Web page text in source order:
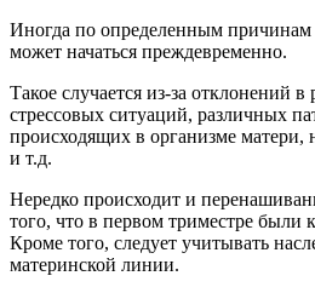
Иногда по определенным причинам
может начаться преждевременно.
Такое случается из-за отклонений в
стрессовых ситуаций, различных
происходящих в организме матери,
и т.д.
Нередко происходит и
того, что в первом триместре были
Кроме того, следует учитывать
материнской линии.